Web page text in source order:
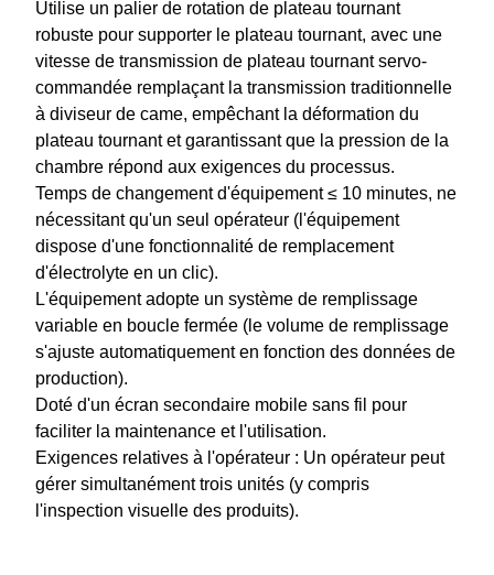
Utilise un palier de rotation de plateau tournant
robuste pour supporter le plateau tournant, avec une
vitesse de transmission de plateau tournant servo-
commandée remplaçant la transmission traditionnelle
à diviseur de came, empêchant la déformation du
plateau tournant et garantissant que la pression de la
chambre répond aux exigences du processus.
Temps de changement d'équipement ≤ 10 minutes, ne
nécessitant qu'un seul opérateur (l'équipement
dispose d'une fonctionnalité de remplacement
d'électrolyte en un clic).
L'équipement adopte un système de remplissage
variable en boucle fermée (le volume de remplissage
s'ajuste automatiquement en fonction des données de
production).
Doté d'un écran secondaire mobile sans fil pour
faciliter la maintenance et l'utilisation.
Exigences relatives à l'opérateur : Un opérateur peut
gérer simultanément trois unités (y compris
l'inspection visuelle des produits).